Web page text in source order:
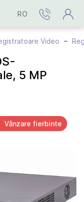
RO
Video
5 MP
Vânzare fierbinte